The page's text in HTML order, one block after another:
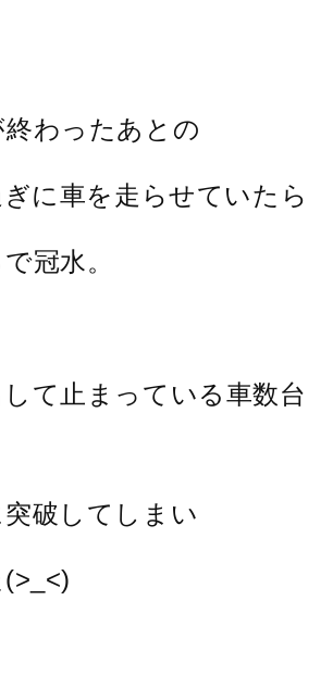
わったあとの
に車を走らせていたら
冠水。
て止まっている車数台
破してしまい